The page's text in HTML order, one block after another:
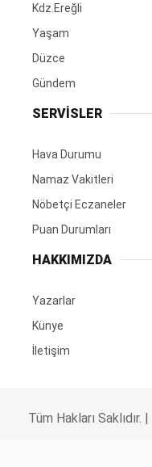
Kdz.Ereğli
Yaşam
Düzce
Gündem
SERVİSLER
Hava Durumu
Namaz Vakitleri
Nöbetçi Eczaneler
Puan Durumları
HAKKIMIZDA
Yazarlar
Künye
İletişim
Tüm Hakları Saklıdır. |